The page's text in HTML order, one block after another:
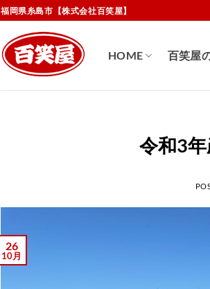
福岡県糸島市【株式会社百笑屋】
HOME 百笑屋
令和3年
26
10月